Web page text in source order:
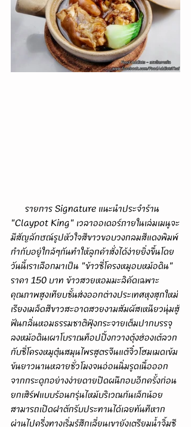
"Claypot King" เวลาออเดอร์ภายในเล่มเมนูจะ
มีสัญลักษณ์รูปหัวใจสีขาวขอบวงกลมสีแดงพิมพ์
กำกับอยู่ใกล้ๆกันทำให้ลูกค้าสั่งได้ง่ายยิ่งขึ้นโดย
วันนี้เราเลือกมาเป็น "ข้าวซี่โครงหมูอบหม้อดิน"
ราคา 150 บาท ข้าวสวยหอมมะลิคัดเฉพาะ
คุณภาพสูงเทียบชั้นส่งออกต่างประเทศหุงสุกใหม่
เรียงเมล็ดสีขาวสะอาดสวยงามสัมผัสเหนียวนุ่มสู้
ฟันกลิ่นหอมธรรมชาติฟุ้งกระจายเต็มปากบรรจุ
ลงหม้อดินเผาโบราณท็อปปิ้งกวางตุ้งฮ่องเต้ลวก
กับซี่โครงหมูตุ๋นสมุนไพรสูตรจีนแต้จิ๋วโฮมเมดเข้ม
ข้นยาวนานหลายชั่วโมงจนอ่อนนิ่มรูดเนื้อออก
จากกระดูกอย่างง่ายดายปิดผนึกอบอีกครั้งก่อน
ยกเสิร์ฟแบบร้อนกรุ่นไหม้บริเวณก้นเล็กน้อย
สามารถเปิดฝาตักรับประทานได้เลยทันทีหาก
ผ่านไปครึ่งทางเริ่มรู้สึกเลี่ยนเขายังเตรียมน้ำจิ้มซี